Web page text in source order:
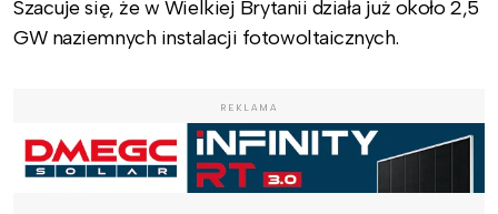
Szacuje się, że w Wielkiej Brytanii działa już około 2,5
GW naziemnych instalacji fotowoltaicznych.
REKLAMA